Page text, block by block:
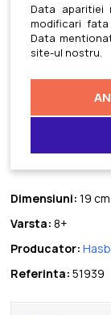
Data
modificari
Data
site-ul nostru.
Dimensiuni: 19 cm
Varsta: 8+
Producator:
Referinta: 51939